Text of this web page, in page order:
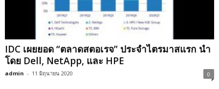
IDC เผยยอด “ตลาดสตอเรจ” ประจำไตรมาสแรก นำ
โดย Dell, NetApp, และ HPE
admin - 11 มิถุนายน 2020 0